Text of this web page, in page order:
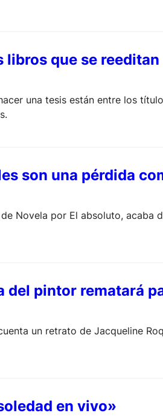
libros que se
una tesis están entre los
son una pérdida
Novela por El absoluto, acaba
del pintor rematará
un retrato de Jacqueline
en vivo»